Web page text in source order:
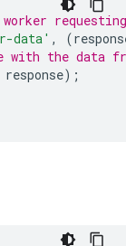
data' , (
with the data
response);